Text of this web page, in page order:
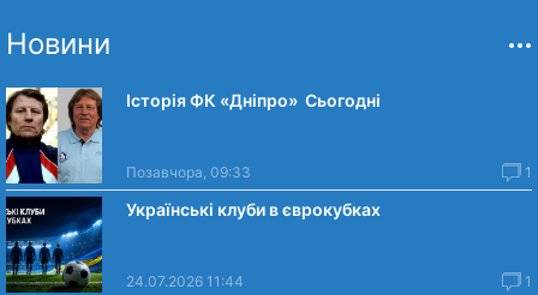
Новини
Історія ФК «Дніпро» Сьогодні
Позавчора, 09:33 1
Українські клуби в єврокубках
24.07.2026 11:44 1